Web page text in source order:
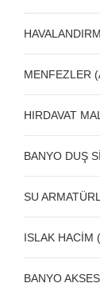
MENFEZLER
HIRDAVAT
BANYO DUŞ
SU
ISLAK HACİM
BANYO